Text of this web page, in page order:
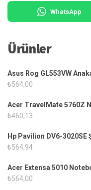
WhatsApp
Ürünler
Asus Rog GL553VW
₺564,00
Acer TravelMate 5760Z
₺460,13
Hp Pavilion DV6-
₺564,94
Acer Extensa 5010
₺564,00